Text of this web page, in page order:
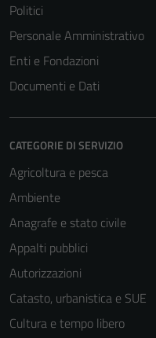
Politici
Personale Amministrativo
Enti e Fondazioni
Documenti e Dati
CATEGORIE DI SERVIZIO
Agricoltura e pesca
Ambiente
Anagrafe e stato civile
Appalti pubblici
Autorizzazioni
Catasto, urbanistica e SUE
Cultura e tempo libero